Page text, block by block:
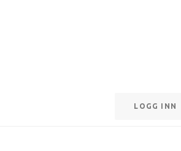
LOGG INN